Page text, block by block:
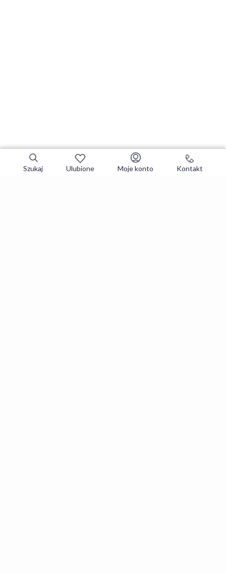
Szukaj Ulubione Moje konto Kontakt